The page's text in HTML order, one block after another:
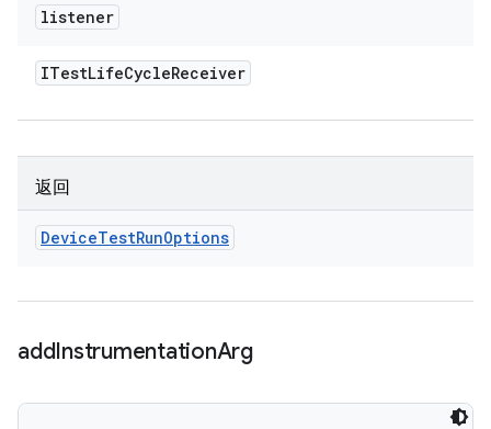
listener
ITestLifeCycleReceiver
返回
DeviceTestRunOptions
addInstrumentationArg